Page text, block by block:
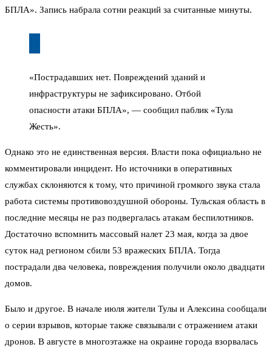
БПЛА». Запись набрала сотни реакций за считанные минуты.
«Пострадавших нет. Повреждений зданий и
инфраструктуры не зафиксировано. Отбой
опасности атаки БПЛА», — сообщил паблик «Тула
Жесть».
Однако это не единственная версия. Власти пока официально не
комментировали инцидент. Но источники в оперативных
службах склоняются к тому, что причиной громкого звука стала
работа системы противовоздушной обороны. Тульская область в
последние месяцы не раз подвергалась атакам беспилотников.
Достаточно вспомнить массовый налет 23 мая, когда за двое
суток над регионом сбили 53 вражеских БПЛА. Тогда
пострадали два человека, повреждения получили около двадцати
домов.
Было и другое. В начале июля жители Тулы и Алексина сообщали
о серии взрывов, которые также связывали с отражением атаки
дронов. В августе в многоэтажке на окраине города взорвалась